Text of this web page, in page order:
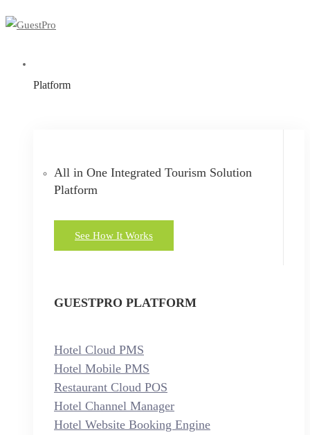
Platform
All in One Integrated Tourism Solution
Platform
See How It Works
GUESTPRO PLATFORM
Hotel Cloud PMS
Hotel Mobile PMS
Restaurant Cloud POS
Hotel Channel Manager
Hotel Website Booking Engine